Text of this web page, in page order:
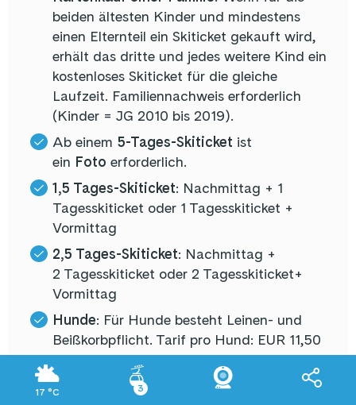
17 °C 3
beiden ältesten Kinder und mindestens
einen Elternteil ein Skiticket gekauft wird,
erhält das dritte und jedes weitere Kind ein
kostenloses Skiticket für die gleiche
Laufzeit. Familiennachweis erforderlich
(Kinder = JG 2010 bis 2019).
Ab einem 5-Tages-Skiticket ist
ein Foto erforderlich.
1,5 Tages-Skiticket: Nachmittag + 1
Tagesskiticket oder 1 Tagesskiticket +
Vormittag
2,5 Tages-Skiticket: Nachmittag +
2 Tagesskiticket oder 2 Tagesskiticket+
Vormittag
Hunde: Für Hunde besteht Leinen- und
Beißkorbpflicht. Tarif pro Hund: EUR 11,50
Kaution
für die Keycard: € 2,00 (keine
Akzeptanz sonstiger Datenträger)